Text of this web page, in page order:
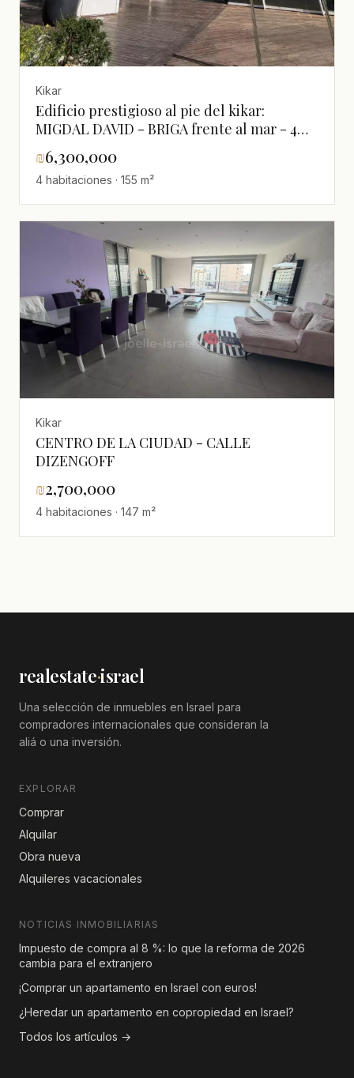
Kikar
Edificio prestigioso al pie del kikar:
MIGDAL DAVID - BRIGA frente al mar - 4
habitaciones 160m² + 24m² terraza vista mar
- 6.300.000 shekels
₪6,300,000
4 habitaciones · 155 m²
Kikar
CENTRO DE LA CIUDAD - CALLE
DIZENGOFF
₪2,700,000
4 habitaciones · 147 m²
realestate·israel
Una selección de inmuebles en Israel para
compradores internacionales que consideran la
aliá o una inversión.
EXPLORAR
Comprar
Alquilar
Obra nueva
Alquileres vacacionales
NOTICIAS INMOBILIARIAS
Impuesto de compra al 8 %: lo que la reforma de 2026
cambia para el extranjero
¡Comprar un apartamento en Israel con euros!
¿Heredar un apartamento en copropiedad en Israel?
Todos los artículos →